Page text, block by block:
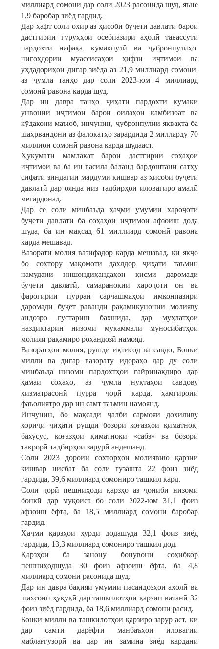
миллиард сомонӣ дар соли 2023 расонида шуд, яъне
1,9 баробар зиёд гардид.
Дар ҳафт соли охир аз ҳисоби буҷети давлатӣ барои
дастгирии гурӯҳҳои осебпазири аҳолӣ тавассути
пардохти нафақа, кумакпулӣ ва ҷубронпулиҳо,
нигоҳдории муассисаҳои ҳифзи иҷтимоӣ ва
уҳдадориҳои дигар зиёда аз 21,9 миллиард сомонӣ,
аз ҷумла танҳо дар соли 2023-юм 4 миллиард
сомонӣ равона карда шуд.
Дар ин давра танҳо ҷиҳати пардохти кумаки
унвонии иҷтимоӣ барои оилаҳои камбизоат ва
кӯдакони маъюб, инчунин, ҷубронпулии яквақта ба
шаҳрвандони аз фалокатҳо зарардида 2 милларду 70
миллион сомонӣ равона карда шудааст.
Ҳукумати мамлакат барои дастгирии соҳаҳои
иҷтимоӣ ва ба ин васила баланд бардоштани сатҳу
сифати зиндагии мардуми кишвар аз ҳисоби буҷети
давлатӣ дар оянда низ тадбирҳои иловагиро амалӣ
мегардонад.
Дар се соли минбаъда ҳаҷми умумии хароҷоти
буҷети давлатӣ ба соҳаҳои иҷтимоӣ афзоиш дода
шуда, ба ин мақсад 61 миллиард сомонӣ равона
карда мешавад.
Вазорати молия вазифадор карда мешавад, ки якҷо
бо сохтору мақомоти дахлдор ҷиҳати таъмин
намудани нишондиҳандаҳои қисми даромади
буҷети давлатӣ, самаранокии хароҷоти он ва
фарогирии пурраи сарчашмаҳои имконпазири
даромади буҷет раванди рақамикунонии молияву
андозро густариш бахшида, дар муҳлатҳои
наздиктарин низоми мукаммали муносибатҳои
молияи рақамиро роҳандозӣ намояд.
Вазоратҳои молия, рушди иқтисод ва савдо, Бонки
миллӣ ва дигар вазорату идораҳо дар ду соли
минбаъда низоми пардохтҳои ғайринақдиро дар
ҳамаи соҳаҳо, аз ҷумла нуқтаҳои савдову
хизматрасонӣ пурра ҷорӣ карда, ҳамгироии
фаъолиятро дар ин самт таъмин намоянд.
Инчунин, бо мақсади ҷалби сармояи дохиливу
хориҷӣ ҷиҳати рушди бозори коғазҳои қиматнок,
бахусус, коғазҳои қиматноки «сабз» ва бозори
такрорӣ тадбирҳои зарурӣ андешанд.
Соли 2023 дороии сохторҳои молиявию қарзии
кишвар нисбат ба соли гузашта 22 фоиз зиёд
гардида, 39,6 миллиард сомониро ташкил кард.
Соли ҷорӣ пешниҳоди қарзҳо аз ҷониби низоми
бонкӣ дар муқоиса бо соли 2022-юм 31,1 фоиз
афзоиш ёфта, ба 18,5 миллиард сомонӣ баробар
гардид.
Ҳаҷми қарзҳои хурди додашуда 32,1 фоиз зиёд
гардида, 13,3 миллиард сомониро ташкил дод.
Қарзҳои ба занону бонувони соҳибкор
пешниҳодшуда 30 фоиз афзоиш ёфта, ба 4,8
миллиард сомонӣ расонида шуд.
Дар ин давра бақияи умумии пасандозҳои аҳолӣ ва
шахсони ҳуқуқӣ дар ташкилотҳои қарзии ватанӣ 32
фоиз зиёд гардида, ба 18,6 миллиард сомонӣ расид.
Бонки миллӣ ва ташкилотҳои қарзиро зарур аст, ки
дар самти дарёфти манбаъҳои иловагии
маблағгузорӣ ва дар ин замина зиёд кардани